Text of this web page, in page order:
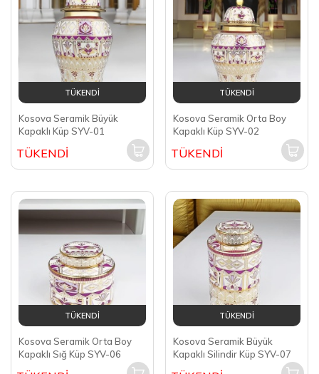
TÜKENDİ
Kosova Seramik Büyük
Kapaklı Küp SYV-01
TÜKENDİ
TÜKENDİ
Kosova Seramik Orta Boy
Kapaklı Küp SYV-02
TÜKENDİ
TÜKENDİ
Kosova Seramik Orta Boy
Kapaklı Sığ Küp SYV-06
TÜKENDİ
Kosova Seramik Büyük
Kapaklı Silindir Küp SYV-07